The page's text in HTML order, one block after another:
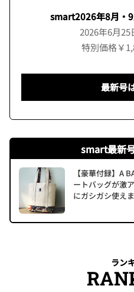
smart2026年8月・9
2026年6月
特別価格￥
最新号
smart最新
【豪華付録】A
ートバッグが激
にガシガシ使え
ラン